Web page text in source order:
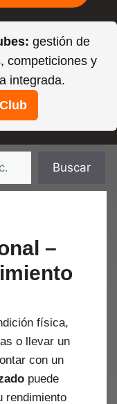
gestión de
competiciones y
integrada.
Buscar
–
física,
o llevar un
con un
puede
rendimiento